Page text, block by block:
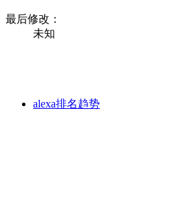
最后修改：
未知
alexa排名趋势